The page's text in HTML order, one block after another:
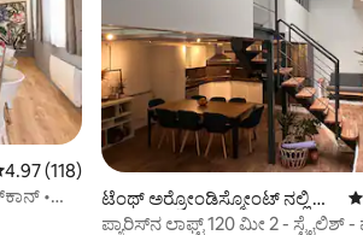
ರಲ್ಲಿ 4.97 ಸರಾಸರಿ ರೇಟಿಂಗ್, 118 ವಿಮರ್ಶೆಗಳು
4.97 (118)
•
ಟೆಂಥ್ ಅರ್ರೋಂಡಿಸ್ಮೋಂಟ್ ನಲ್ಲಿ ಮ
ನೆ
5
ಪ್ಯಾರಿಸ್‌ನ ಲಾಫ್ಟ್ 120 ಮೀ 2 - ಸ್ಟೈಲಿಶ್ -